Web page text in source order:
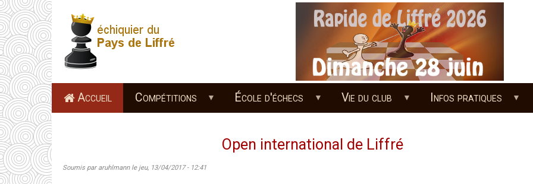
Aller
au
contenu
principal
Accueil Compétitions École d'échecs Vie du club Infos pratiques
Open international de Liffré
Soumis par aruhlmannle jeu, 13/04/2017 - 12:41